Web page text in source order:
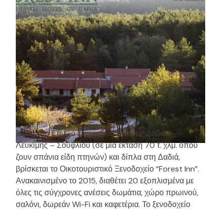
Μέσα στο Εθνικό Πάρκο του Δάσους Δαδιάς –
Λευκίμης – Σουφλίου (σε μια έκταση 70 τ. χλμ. όπου
ζουν σπάνια είδη πτηνών) και δίπλα στη Δαδιά,
βρίσκεται το Οικοτουριστικό Ξενοδοχείο “Forest Inn”.
Ανακαινισμένο το 2015, διαθέτει 20 εξοπλισμένα με
όλες τις σύγχρονες ανέσεις δωμάτια, χώρο πρωινού,
σαλόνι, δωρεάν Wi-Fi και καφετέρια. Το ξενοδοχείο